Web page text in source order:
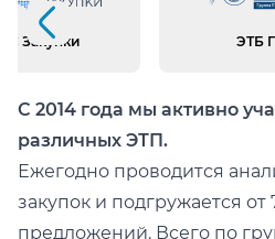
Закупки ЭТБ
Предыдущий слайд
С 2014 года мы активно
различных ЭТП.
Ежегодно проводится
закупок и подгружается от
предложений. Всего по